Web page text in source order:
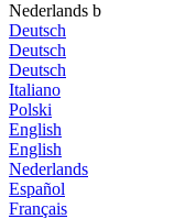
Nederlands b
Deutsch
Deutsch
Deutsch
Italiano
Polski
English
English
Nederlands
Español
Français